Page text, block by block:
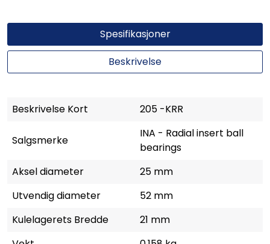
Spesifikasjoner
Beskrivelse
Beskrivelse Kort 205 -KRR
Salgsmerke
INA - Radial insert ball
bearings
Aksel diameter
25 mm
Utvendig diameter
52 mm
Kulelagerets Bredde
21 mm